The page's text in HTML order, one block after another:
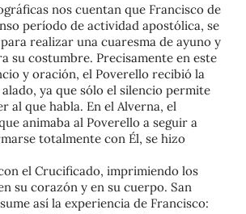
nos cuentan que Francisco de
período de actividad apostólica, se
realizar una cuaresma de ayuno y
su costumbre. Precisamente en este
y oración, el Poverello recibió la
ya que sólo el silencio permite
al que habla. En el Alverna, el
animaba al Poverello a seguir a
totalmente con Él, se hizo
el Crucificado, imprimiendo los
su corazón y en su cuerpo. San
así la experiencia de Francisco: